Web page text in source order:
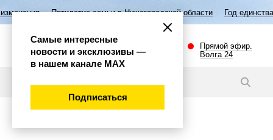
семьи в Нижегородской области Год единства народов России
Прямой эфир.
Волга 24
Самые интересные
новости и эксклюзивы —
в нашем канале МАХ
Подписаться